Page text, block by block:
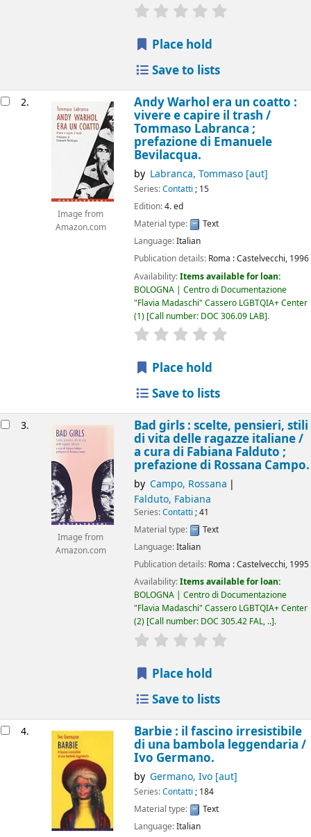
star rating
Place hold
Save to lists
2.
Image from
Amazon.com
Andy Warhol era un coatto :
vivere e capire il trash /
Tommaso Labranca ;
prefazione di Emanuele
Bevilacqua.
by Labranca, Tommaso[aut]
Series:Contatti ; 15
Edition:4. ed
Material type:
Text
Language:Italian
Publication details: Roma :Castelvecchi, 1996
Availability:Items available for loan:
BOLOGNA | Centro di Documentazione
"Flavia Madaschi" Cassero LGBTQIA+ Center
(1) Call number: DOC 306.09 LAB .
star rating
Place hold
Save to lists
3.
Image from
Amazon.com
Bad girls : scelte, pensieri, stili
di vita delle ragazze italiane /
a cura di Fabiana Falduto ;
prefazione di Rossana Campo.
by Campo, Rossana
Falduto, Fabiana
Series:Contatti ; 41
Material type:
Text
Language:Italian
Publication details: Roma :Castelvecchi, 1995
Availability:Items available for loan:
BOLOGNA | Centro di Documentazione
"Flavia Madaschi" Cassero LGBTQIA+ Center
(2) Call number: DOC 305.42 FAL, .. .
star rating
Place hold
Save to lists
4. Barbie : il fascino irresistibile
di una bambola leggendaria /
Ivo Germano.
by Germano, Ivo[aut]
Series:Contatti ; 184
Material type:
Text
Language:Italian